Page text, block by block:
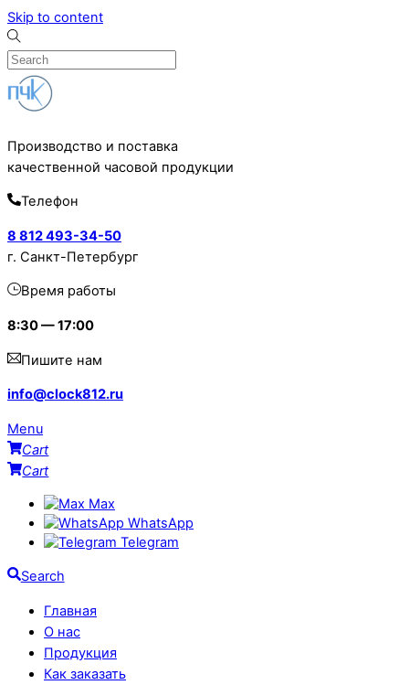
Skip to content
Производство и поставка
качественной часовой продукции
Телефон
8 812 493-34-50
г. Санкт-Петербург
Время работы
8:30 — 17:00
Пишите нам
info@clock812.ru
Menu
Cart
Cart
Max
WhatsApp
Telegram
Search
Главная
О нас
Продукция
Как заказать